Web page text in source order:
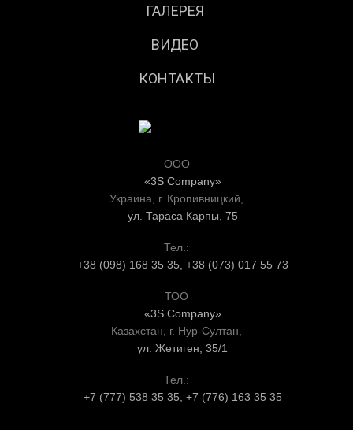
ГАЛЕРЕЯ
ВИДЕО
КОНТАКТЫ
ООО
«3S Company»
Украина, г. Кропивницкий,
ул. Тараса Карпы, 75
Тел.:
+38 (098) 168 35 35, +38 (073) 017 55 73
ТОО
«3S Company»
Казахстан, г. Нур-Султан,
ул. Жетиген, 35/1
Тел.:
+7 (777) 538 35 35, +7 (776) 163 35 35